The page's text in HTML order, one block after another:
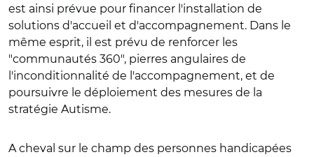
est ainsi prévue pour financer l'installation de
solutions d'accueil et d'accompagnement. Dans le
même esprit, il est prévu de renforcer les
"communautés 360", pierres angulaires de
l'inconditionnalité de l'accompagnement, et de
poursuivre le déploiement des mesures de la
stratégie Autisme.
A cheval sur le champ des personnes handicapées